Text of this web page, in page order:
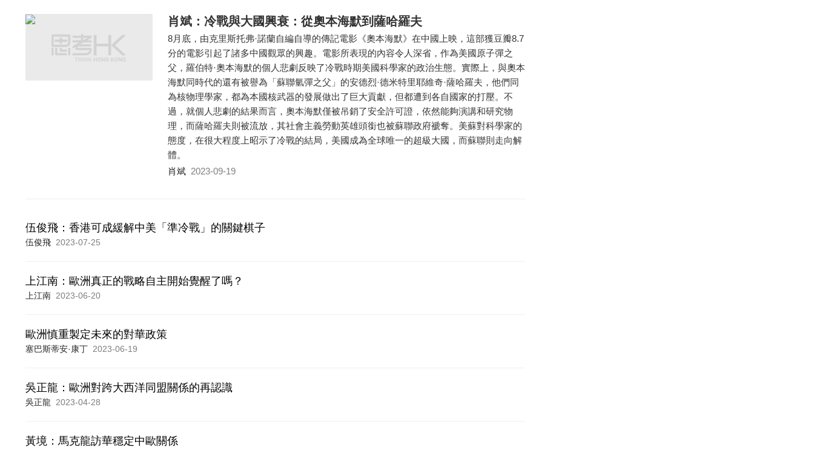
肖斌：冷戰與大國興衰：從奧本海默到薩哈羅夫
8月底，由克里斯托弗·諾蘭自編自導的傳記電影《奧本海默》在中國上映，這部獲豆瓣8.7
分的電影引起了諸多中國觀眾的興趣。電影所表現的內容令人深省，作為美國原子彈之
父，羅伯特·奧本海默的個人悲劇反映了冷戰時期美國科學家的政治生態。實際上，與奧本
海默同時代的還有被譽為「蘇聯氫彈之父」的安德烈·德米特里耶維奇·薩哈羅夫，他們同
為核物理學家，都為本國核武器的發展做出了巨大貢獻，但都遭到各自國家的打壓。不
過，就個人悲劇的結果而言，奧本海默僅被吊銷了安全許可證，依然能夠演講和研究物
理，而薩哈羅夫則被流放，其社會主義勞動英雄頭銜也被蘇聯政府褫奪。美蘇對科學家的
態度，在很大程度上昭示了冷戰的結局，美國成為全球唯一的超級大國，而蘇聯則走向解
體。
肖斌 2023-09-19
伍俊飛：香港可成緩解中美「準冷戰」的關鍵棋子
伍俊飛 2023-07-25
上江南：歐洲真正的戰略自主開始覺醒了嗎？
上江南 2023-06-20
歐洲慎重製定未來的對華政策
塞巴斯蒂安·康丁 2023-06-19
吳正龍：歐洲對跨大西洋同盟關係的再認識
吳正龍 2023-04-28
黃境：馬克龍訪華穩定中歐關係